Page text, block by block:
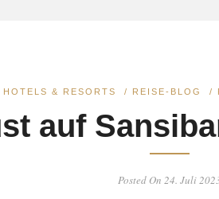
HOTELS & RESORTS / REISE-BLOG /
auf
Posted On 24. Juli